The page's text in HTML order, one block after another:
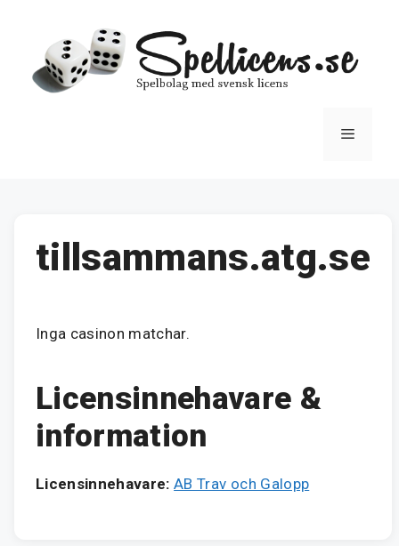
innehåll
Meny
tillsammans.atg.se
Inga casinon matchar.
Licensinnehavare &
information
Licensinnehavare: AB Trav och Galopp